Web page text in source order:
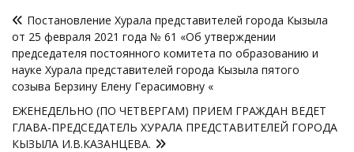
по
записям
Постановление Хурала представителей города Кызыла
от 25 февраля 2021 года № 61 «Об утверждении
председателя постоянного комитета по образованию и
науке Хурала представителей города Кызыла пятого
созыва Берзину Елену Герасимовну «
ЕЖЕНЕДЕЛЬНО (ПО ЧЕТВЕРГАМ) ПРИЕМ ГРАЖДАН ВЕДЕТ
ГЛАВА-ПРЕДСЕДАТЕЛЬ ХУРАЛА ПРЕДСТАВИТЕЛЕЙ ГОРОДА
КЫЗЫЛА И.В.КАЗАНЦЕВА.